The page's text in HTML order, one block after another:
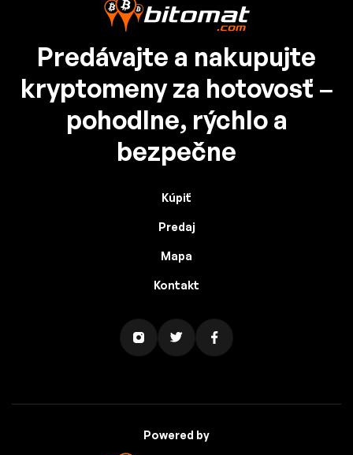
Predávajte a nakupujte
kryptomeny za hotovosť –
pohodlne, rýchlo a
bezpečne
Kúpiť
Predaj
Mapa
Kontakt
Powered by